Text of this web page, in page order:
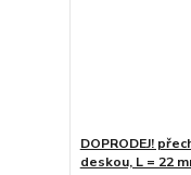
DOPRODEJ!
deskou, L = 22